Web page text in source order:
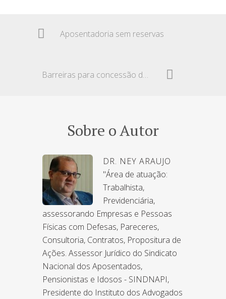
Aposentadoria sem reservas
Barreiras para concessão de benefícios por incapacidade
Sobre o Autor
DR. NEY ARAUJO
"Área de atuação:
Trabalhista,
Previdenciária,
assessorando Empresas e Pessoas
Físicas com Defesas, Pareceres,
Consultoria, Contratos, Propositura de
Ações. Assessor Jurídico do Sindicato
Nacional dos Aposentados,
Pensionistas e Idosos - SINDNAPI,
Presidente do Instituto dos Advogados